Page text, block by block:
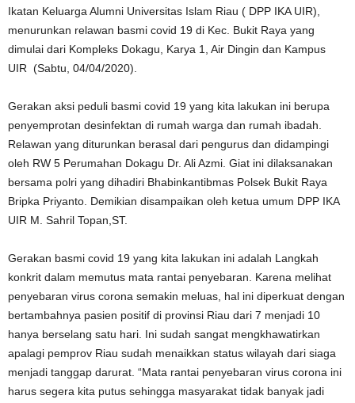
Ikatan Keluarga Alumni Universitas Islam Riau ( DPP IKA UIR),
menurunkan relawan basmi covid 19 di Kec. Bukit Raya yang
dimulai dari Kompleks Dokagu, Karya 1, Air Dingin dan Kampus
UIR (Sabtu, 04/04/2020).
Gerakan aksi peduli basmi covid 19 yang kita lakukan ini berupa
penyemprotan desinfektan di rumah warga dan rumah ibadah.
Relawan yang diturunkan berasal dari pengurus dan didampingi
oleh RW 5 Perumahan Dokagu Dr. Ali Azmi. Giat ini dilaksanakan
bersama polri yang dihadiri Bhabinkantibmas Polsek Bukit Raya
Bripka Priyanto. Demikian disampaikan oleh ketua umum DPP IKA
UIR M. Sahril Topan,ST.
Gerakan basmi covid 19 yang kita lakukan ini adalah Langkah
konkrit dalam memutus mata rantai penyebaran. Karena melihat
penyebaran virus corona semakin meluas, hal ini diperkuat dengan
bertambahnya pasien positif di provinsi Riau dari 7 menjadi 10
hanya berselang satu hari. Ini sudah sangat mengkhawatirkan
apalagi pemprov Riau sudah menaikkan status wilayah dari siaga
menjadi tanggap darurat. “Mata rantai penyebaran virus corona ini
harus segera kita putus sehingga masyarakat tidak banyak jadi